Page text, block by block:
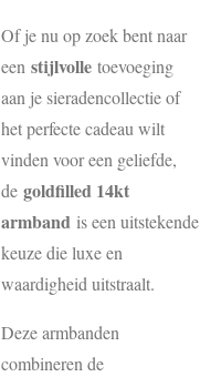
Of je nu op zoek bent naar
een stijlvolle toevoeging
aan je sieradencollectie of
het perfecte cadeau wilt
vinden voor een geliefde,
de goldfilled 14kt
armband is een uitstekende
keuze die luxe en
waardigheid uitstraalt.
Deze armbanden
combineren de